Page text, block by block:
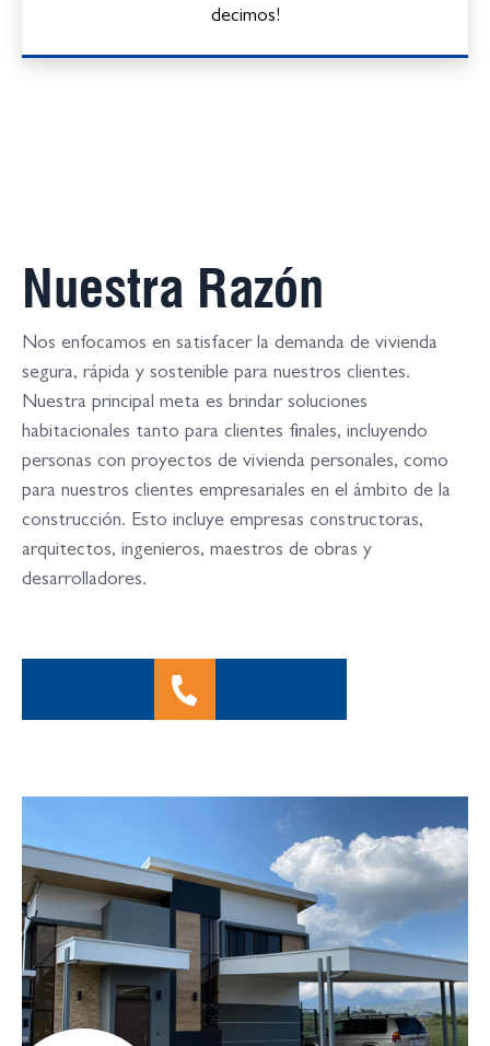
decimos!
Nuestra Razón
Nos enfocamos en satisfacer la demanda de vivienda
segura, rápida y sostenible para nuestros clientes.
Nuestra principal meta es brindar soluciones
habitacionales tanto para clientes finales, incluyendo
personas con proyectos de vivienda personales, como
para nuestros clientes empresariales en el ámbito de la
construcción. Esto incluye empresas constructoras,
arquitectos, ingenieros, maestros de obras y
desarrolladores.